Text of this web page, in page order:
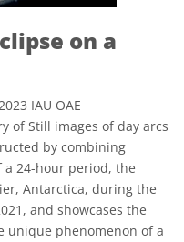
on a
IAU OAE
of Still images of day arcs
by combining
a 24-hour period, the
Antarctica, during the
and showcases the
unique phenomenon of a